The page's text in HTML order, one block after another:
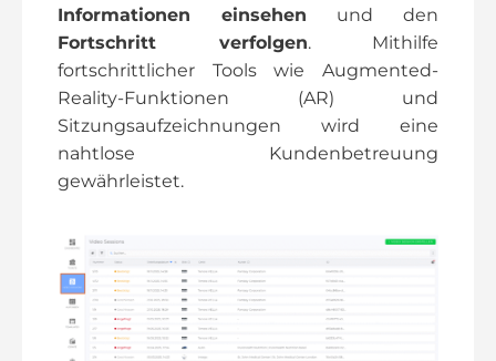
Informationen einsehen und den
Fortschritt verfolgen. Mithilfe
fortschrittlicher Tools wie Augmented-
Reality-Funktionen (AR) und
Sitzungsaufzeichnungen wird eine
nahtlose Kundenbetreuung
gewährleistet.